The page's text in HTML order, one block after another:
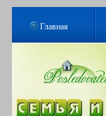
Главная